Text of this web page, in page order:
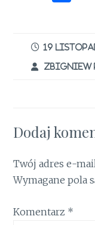
ce
o
o
e
19
ZBIGNIEW
Dodaj
Twój adres e-
Wymagane pola
Komentarz *